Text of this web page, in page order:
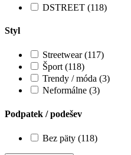
DSTREET (118)
Styl
Streetwear (117)
Šport (118)
Trendy / móda (3)
Neformálne (3)
Podpatek / podešev
Bez päty (118)